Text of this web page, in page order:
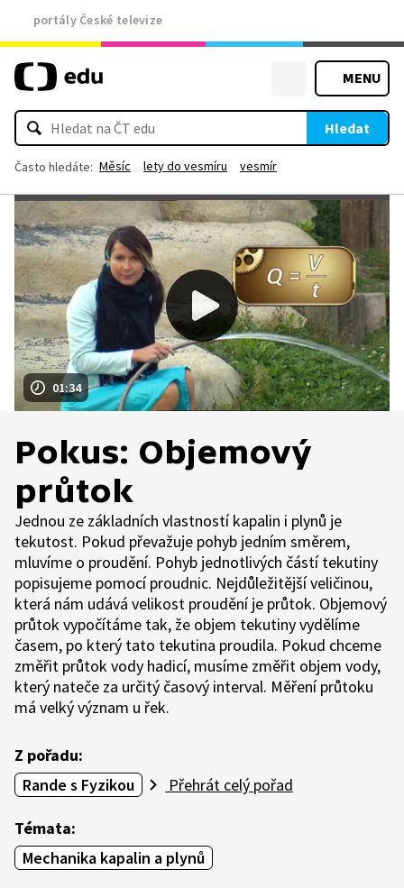
portály České televize
MENU
Hledat
Často hledáte: Měsíc lety do vesmíru vesmír
01:34
Pokus: Objemový
průtok
Jednou ze základních vlastností kapalin i plynů je
tekutost. Pokud převažuje pohyb jedním směrem,
mluvíme o proudění. Pohyb jednotlivých částí tekutiny
popisujeme pomocí proudnic. Nejdůležitější veličinou,
která nám udává velikost proudění je průtok. Objemový
průtok vypočítáme tak, že objem tekutiny vydělíme
časem, po který tato tekutina proudila. Pokud chceme
změřit průtok vody hadicí, musíme změřit objem vody,
který nateče za určitý časový interval. Měření průtoku
má velký význam u řek.
Z pořadu:
Rande s Fyzikou
Přehrát celý pořad
Témata:
Mechanika kapalin a plynů